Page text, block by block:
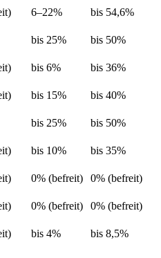
6–22%
bis 54,6%
bis 25%
bis 50%
bis 6% bis 36%
bis 15%
bis 40%
bis 25% bis 50%
bis 10%
bis 35%
0% (befreit)
0% (befreit)
0% (befreit) 0% (befreit)
bis 4% bis 8,5%